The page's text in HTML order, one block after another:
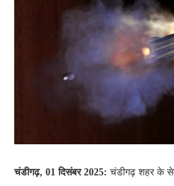
चंडीगढ़, 01 दिसंबर 2025: चंडीगढ़ शहर के